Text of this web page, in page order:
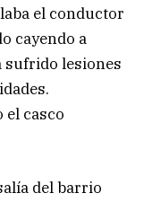
el conductor
cayendo a
sufrido lesiones
el casco
del barrio